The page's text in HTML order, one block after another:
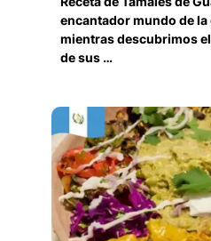
encantador mundo de
mientras descubrimos
de sus …